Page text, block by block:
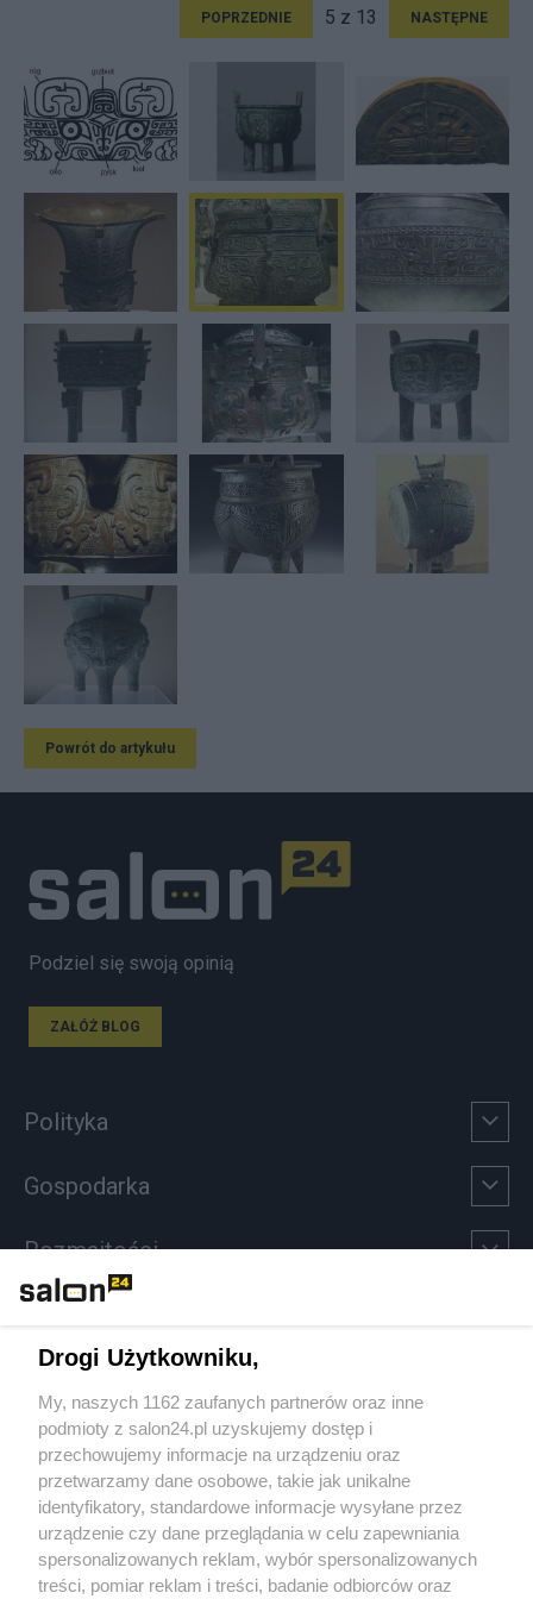
POPRZEDNIE 5 z 13 NASTĘPNE
Powrót do artykułu
Podziel się swoją opinią
ZAŁÓŻ BLOG
Polityka
Gospodarka
Rozmaitości
Sport
Społeczeństwo
Kultura
Drogi Użytkowniku,
My, naszych 1162 zaufanych partnerów oraz inne
podmioty z salon24.pl uzyskujemy dostęp i
przechowujemy informacje na urządzeniu oraz
przetwarzamy dane osobowe, takie jak unikalne
identyfikatory, standardowe informacje wysyłane przez
urządzenie czy dane przeglądania w celu zapewniania
spersonalizowanych reklam, wybór spersonalizowanych
treści, pomiar reklam i treści, badanie odbiorców oraz